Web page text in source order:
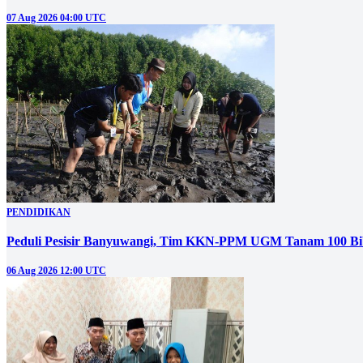
07 Aug 2026 04:00 UTC
PENDIDIKAN
Peduli Pesisir Banyuwangi, Tim KKN-PPM UGM Tanam 100
06 Aug 2026 12:00 UTC